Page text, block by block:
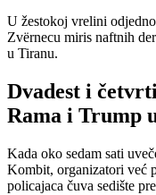
U žestokoj vrelini
Zvërnecu miris naftnih
u Tiranu.
Dvadest i
Rama i Trump
Kada oko sedam sati
Kombit, organizatori već
policajaca čuva sedište